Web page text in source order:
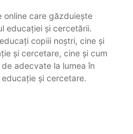
online care găzduiește
educației și cercetării.
copiii noștri, cine și
și cercetare, cine și cum
adecvate la lumea în
și cercetare.